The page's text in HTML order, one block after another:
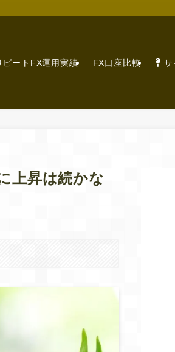
ピートFX運用実績 FX口座比較 サ
上昇は続かな